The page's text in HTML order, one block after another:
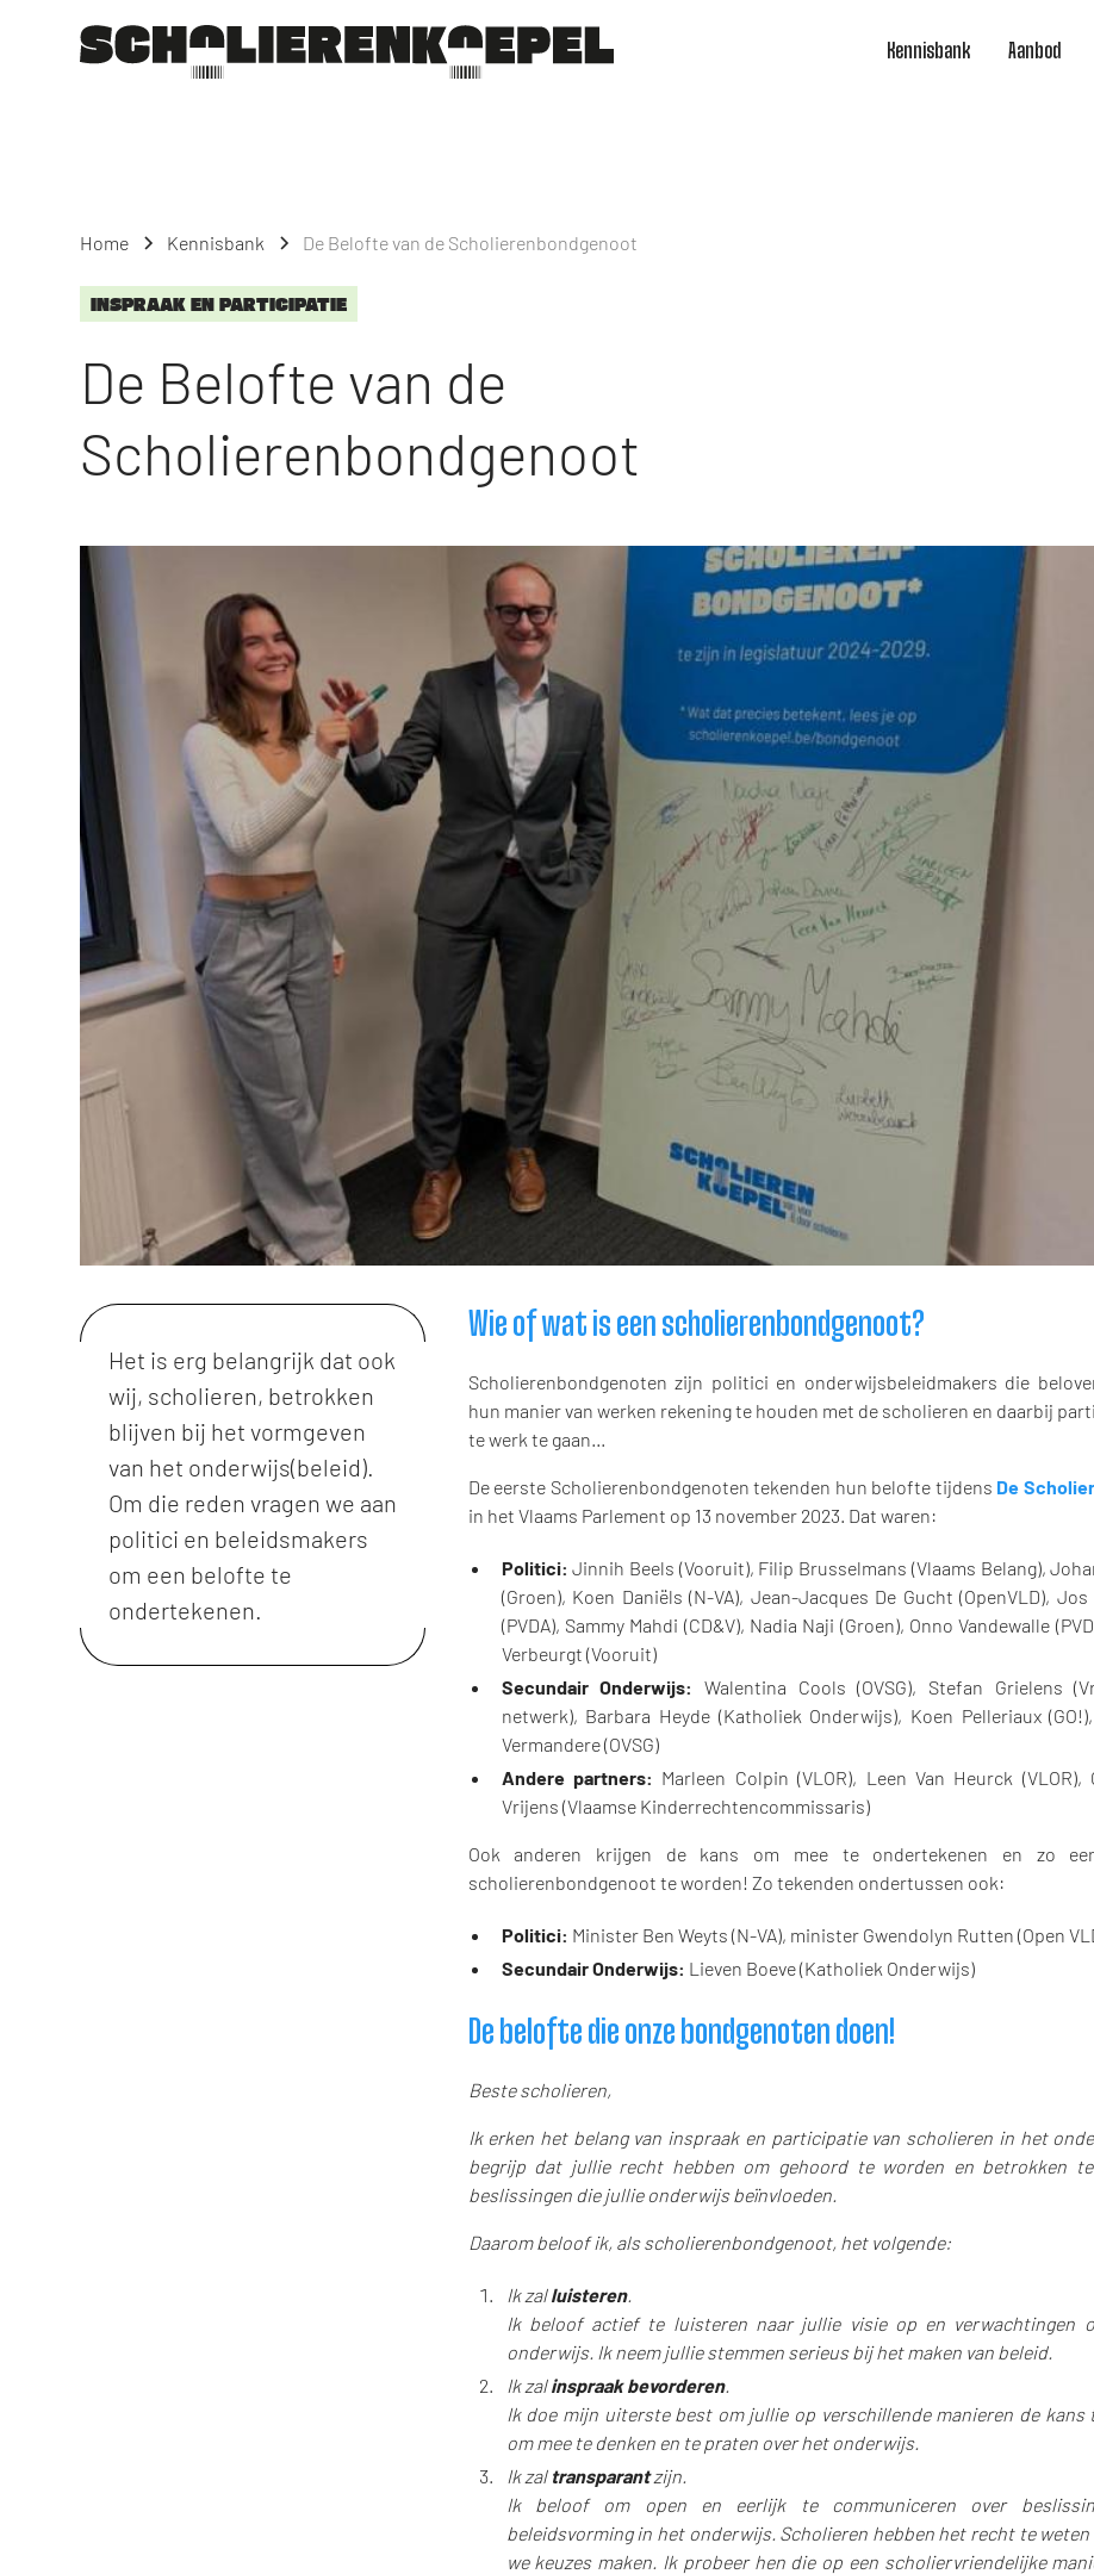
Kennisbank Aanbod
Home Kennisbank De Belofte van de Scholierenbondgenoot
INSPRAAK EN PARTICIPATIE
De Belofte van de
Scholierenbondgenoot
Het is erg belangrijk dat ook
wij, scholieren, betrokken
blijven bij het vormgeven
van het onderwijs(beleid).
Om die reden vragen we aan
politici en beleidsmakers
om een belofte te
ondertekenen.
Wie of wat is een scholierenbondgenoot?
Scholierenbondgenoten zijn politici en onderwijsbeleidmakers die
hun manier van werken rekening te houden met de scholieren en daarbij
te werk te gaan...
De eerste Scholierenbondgenoten tekenden hun belofte tijdens De
in het Vlaams Parlement op 13 november 2023. Dat waren:
Politici: Jinnih Beels (Vooruit), Filip Brusselmans (Vlaams Belang),
(Groen), Koen Daniëls (N-VA), Jean-Jacques De Gucht (OpenVLD), Jos
(PVDA), Sammy Mahdi (CD&V), Nadia Naji (Groen), Onno Vandewalle
Verbeurgt (Vooruit)
Secundair Onderwijs:
Walentina Cools (OVSG), Stefan Grielens
netwerk), Barbara Heyde (Katholiek Onderwijs), Koen Pelleriaux
Vermandere (OVSG)
Andere partners: Marleen Colpin (VLOR), Leen Van Heurck (VLOR),
Vrijens (Vlaamse Kinderrechtencommissaris)
Ook anderen krijgen de kans om mee te ondertekenen en zo
scholierenbondgenoot te worden! Zo tekenden ondertussen ook:
Politici: Minister Ben Weyts (N-VA), minister Gwendolyn Rutten (Open
Secundair Onderwijs: Lieven Boeve (Katholiek Onderwijs)
De belofte die onze bondgenoten doen!
Beste scholieren,
Ik erken het belang van inspraak en participatie van scholieren in het
begrijp dat jullie recht hebben om gehoord te worden en betrokken
beslissingen die jullie onderwijs beïnvloeden.
Daarom beloof ik, als scholierenbondgenoot, het volgende:
Ik zalluisteren.
Ik beloof actief te luisteren naar jullie visie op en verwachtingen
onderwijs. Ik neem jullie stemmen serieus bij het maken van beleid.
Ik zalinspraak bevorderen.
Ik doe mijn uiterste best om jullie op verschillende manieren de kans
om mee te denken en te praten over het onderwijs.
Ik zal transparantzijn.
Ik beloof om open en eerlijk te communiceren over
beleidsvorming in het onderwijs. Scholieren hebben het recht te weten
we keuzes maken. Ik probeer hen die op een scholiervriendelijke